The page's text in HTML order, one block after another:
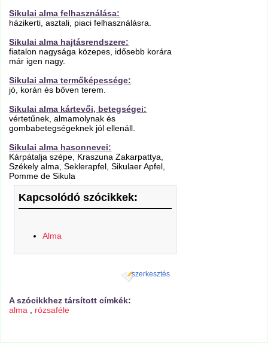
Sikulai alma felhasználása:
házikerti, asztali, piaci felhasználásra.
Sikulai alma hajtásrendszere:
fiatalon nagysága közepes, idősebb korára
már igen nagy.
Sikulai alma termőképessége:
jó, korán és bőven terem.
Sikulai alma kártevői, betegségei:
vértetűnek, almamolynak és
gombabetegségeknek jól ellenáll.
Sikulai alma hasonnevei:
Kárpátalja szépe, Kraszuna Zakarpattya,
Székely alma, Seklerapfel, Sikulaer Apfel,
Pomme de Sikula
Kapcsolódó szócikkek:
Alma
szerkesztés
A szócikkhez társított címkék:
alma
rózsaféle